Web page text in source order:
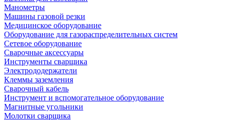
Манометры
Машины газовой резки
Медицинское оборудование
Оборудование для газораспределительных систем
Сетевое оборудование
Сварочные аксессуары
Инструменты сварщика
Электрододержатели
Клеммы заземления
Сварочный кабель
Инструмент и вспомогательное оборудование
Магнитные угольники
Молотки сварщика